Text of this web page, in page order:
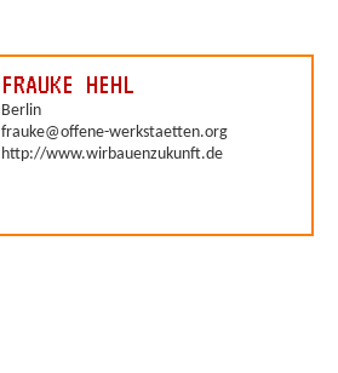
FRAUKE HEHL
Berlin
frauke@offene-werkstaetten.org
http://www.wirbauenzukunft.de